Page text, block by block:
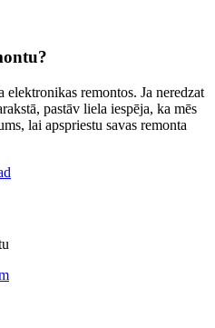
elektronikas remontos. Ja neredzat
pastāv liela iespēja, ka mēs
lai apspriestu savas remonta